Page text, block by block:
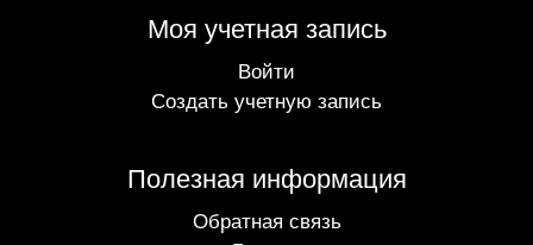
Моя учетная запись
Войти
Создать учетную запись
Полезная информация
Обратная связь